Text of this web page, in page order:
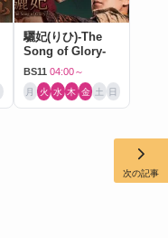
驪妃(りひ)-The
Song of Glory-
BS11 04:00～
月 火 水 木 金 土 日
次の記事